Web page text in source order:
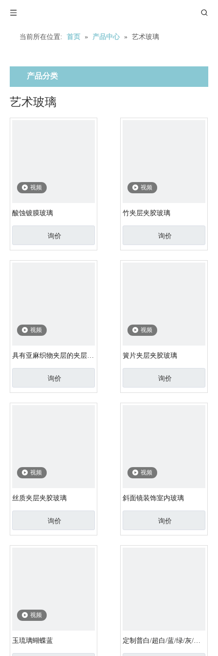
当前所在位置: 首页 » 产品中心 » 艺术玻璃
产品分类
艺术玻璃
视频
酸蚀镀膜玻璃
询价
视频
竹夹层夹胶玻璃
询价
视频
具有亚麻织物夹层的夹层玻
询价
视频
簧片夹层夹胶玻璃
询价
视频
丝质夹层夹胶玻璃
询价
视频
斜面镜装饰室内玻璃
询价
视频
玉琉璃蝴蝶蓝
定制普白/超白/蓝/绿/灰/黑/